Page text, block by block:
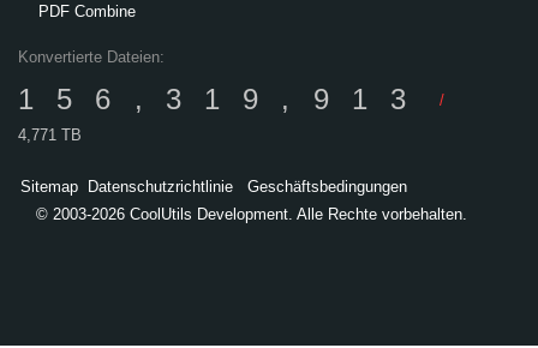
PDF Combine
Konvertierte Dateien:
156,319,913
/
4,771 TB
Sitemap Datenschutzrichtlinie
Geschäftsbedingungen
© 2003-2026 CoolUtils Development. Alle Rechte vorbehalten.